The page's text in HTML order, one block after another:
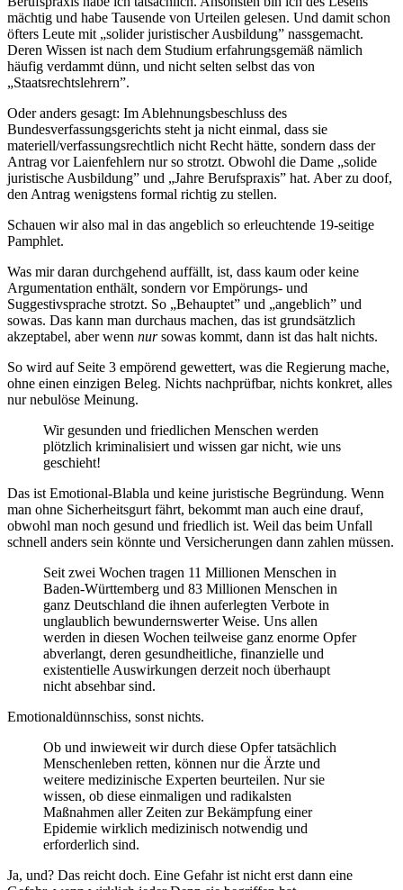
mächtig und habe Tausende von Urteilen gelesen. Und damit schon
öfters Leute mit „solider juristischer Ausbildung” nassgemacht.
Deren Wissen ist nach dem Studium erfahrungsgemäß nämlich
häufig verdammt dünn, und nicht selten selbst das von
„Staatsrechtslehrern”.
Oder anders gesagt: Im Ablehnungsbeschluss des
Bundesverfassungsgerichts steht ja nicht einmal, dass sie
materiell/verfassungsrechtlich nicht Recht hätte, sondern dass der
Antrag vor Laienfehlern nur so strotzt. Obwohl die Dame „solide
juristische Ausbildung” und „Jahre Berufspraxis” hat. Aber zu doof,
den Antrag wenigstens formal richtig zu stellen.
Schauen wir also mal in das angeblich so erleuchtende 19-seitige
Pamphlet.
Was mir daran durchgehend auffällt, ist, dass kaum oder keine
Argumentation enthält, sondern vor Empörungs- und
Suggestivsprache strotzt. So „Behauptet” und „angeblich” und
sowas. Das kann man durchaus machen, das ist grundsätzlich
akzeptabel, aber wenn nursowas kommt, dann ist das halt nichts.
So wird auf Seite 3 empörend gewettert, was die Regierung mache,
ohne einen einzigen Beleg. Nichts nachprüfbar, nichts konkret, alles
nur nebulöse Meinung.
Wir gesunden und friedlichen Menschen werden
plötzlich kriminalisiert und wissen gar nicht, wie uns
geschieht!
Das ist Emotional-Blabla und keine juristische Begründung. Wenn
man ohne Sicherheitsgurt fährt, bekommt man auch eine drauf,
obwohl man noch gesund und friedlich ist. Weil das beim Unfall
schnell anders sein könnte und Versicherungen dann zahlen müssen.
Seit zwei Wochen tragen 11 Millionen Menschen in
Baden-Württemberg und 83 Millionen Menschen in
ganz Deutschland die ihnen auferlegten Verbote in
unglaublich bewundernswerter Weise. Uns allen
werden in diesen Wochen teilweise ganz enorme Opfer
abverlangt, deren gesundheitliche, finanzielle und
existentielle Auswirkungen derzeit noch überhaupt
nicht absehbar sind.
Emotionaldünnschiss, sonst nichts.
Ob und inwieweit wir durch diese Opfer tatsächlich
Menschenleben retten, können nur die Ärzte und
weitere medizinische Experten beurteilen. Nur sie
wissen, ob diese einmaligen und radikalsten
Maßnahmen aller Zeiten zur Bekämpfung einer
Epidemie wirklich medizinisch notwendig und
erforderlich sind.
Ja, und? Das reicht doch. Eine Gefahr ist nicht erst dann eine